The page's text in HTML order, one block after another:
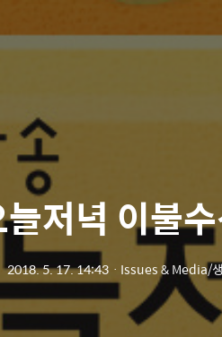
저녁 이불
2018. 5. 17. 14:43 ㆍ Issues & Media/